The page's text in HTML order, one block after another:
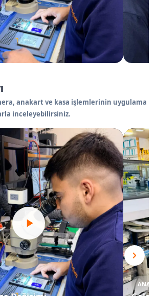
anakart ve kasa işlemlerinin uygulama
inceleyebilirsiniz.